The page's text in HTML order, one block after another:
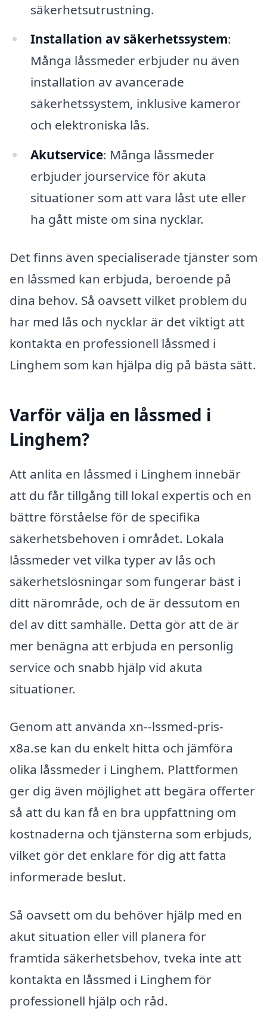
säkerhetsutrustning.
Installation av säkerhetssystem:
Många låssmeder erbjuder nu även
installation av avancerade
säkerhetssystem, inklusive kameror
och elektroniska lås.
Akutservice: Många låssmeder
erbjuder jourservice för akuta
situationer som att vara låst ute eller
ha gått miste om sina nycklar.
Det finns även specialiserade tjänster som
en låssmed kan erbjuda, beroende på
dina behov. Så oavsett vilket problem du
har med lås och nycklar är det viktigt att
kontakta en professionell låssmed i
Linghem som kan hjälpa dig på bästa sätt.
Varför välja en låssmed i
Linghem?
Att anlita en låssmed i Linghem innebär
att du får tillgång till lokal expertis och en
bättre förståelse för de specifika
säkerhetsbehoven i området. Lokala
låssmeder vet vilka typer av lås och
säkerhetslösningar som fungerar bäst i
ditt närområde, och de är dessutom en
del av ditt samhälle. Detta gör att de är
mer benägna att erbjuda en personlig
service och snabb hjälp vid akuta
situationer.
Genom att använda xn--lssmed-pris-
x8a.se kan du enkelt hitta och jämföra
olika låssmeder i Linghem. Plattformen
ger dig även möjlighet att begära offerter
så att du kan få en bra uppfattning om
kostnaderna och tjänsterna som erbjuds,
vilket gör det enklare för dig att fatta
informerade beslut.
Så oavsett om du behöver hjälp med en
akut situation eller vill planera för
framtida säkerhetsbehov, tveka inte att
kontakta en låssmed i Linghem för
professionell hjälp och råd.